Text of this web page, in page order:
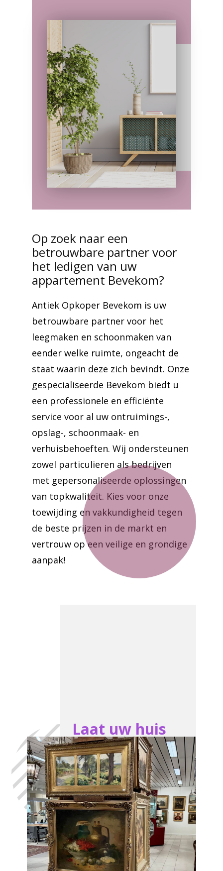
Op zoek naar een
betrouwbare partner voor
het ledigen van uw
appartement Bevekom?
Antiek Opkoper Bevekom is uw
betrouwbare partner voor het
leegmaken en schoonmaken van
eender welke ruimte, ongeacht de
staat waarin deze zich bevindt. Onze
gespecialiseerde Bevekom biedt u
een professionele en efficiënte
service voor al uw ontruimings-,
opslag-, schoonmaak- en
verhuisbehoeften. Wij ondersteunen
zowel particulieren als bedrijven
met gepersonaliseerde oplossingen
van topkwaliteit. Kies voor onze
toewijding en vakkundigheid tegen
de beste prijzen in de markt en
vertrouw op een veilige en grondige
aanpak!
Laat uw huis
leegmaken
Bevekom, in
het volste
vertrouwen,
met de hulp
van Antiek
Opkoper
Bevekom